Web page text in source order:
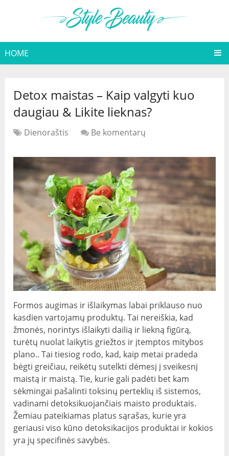
HOME
Detox maistas – Kaip valgyti kuo
daugiau & Likite lieknas?
Dienoraštis Be komentarų
Formos augimas ir išlaikymas labai priklauso nuo
kasdien vartojamų produktų. Tai nereiškia, kad
žmonės, norintys išlaikyti dailią ir liekną figūrą,
turėtų nuolat laikytis griežtos ir įtemptos mitybos
plano.. Tai tiesiog rodo, kad, kaip metai pradeda
bėgti greičiau, reikėtų sutelkti dėmesį į sveikesnį
maistą ir maistą. Tie, kurie gali padėti bet kam
sėkmingai pašalinti toksinų perteklių iš sistemos,
vadinami detoksikuojančiais maisto produktais.
Žemiau pateikiamas platus sąrašas, kurie yra
geriausi viso kūno detoksikacijos produktai ir kokios
yra jų specifinės savybės.